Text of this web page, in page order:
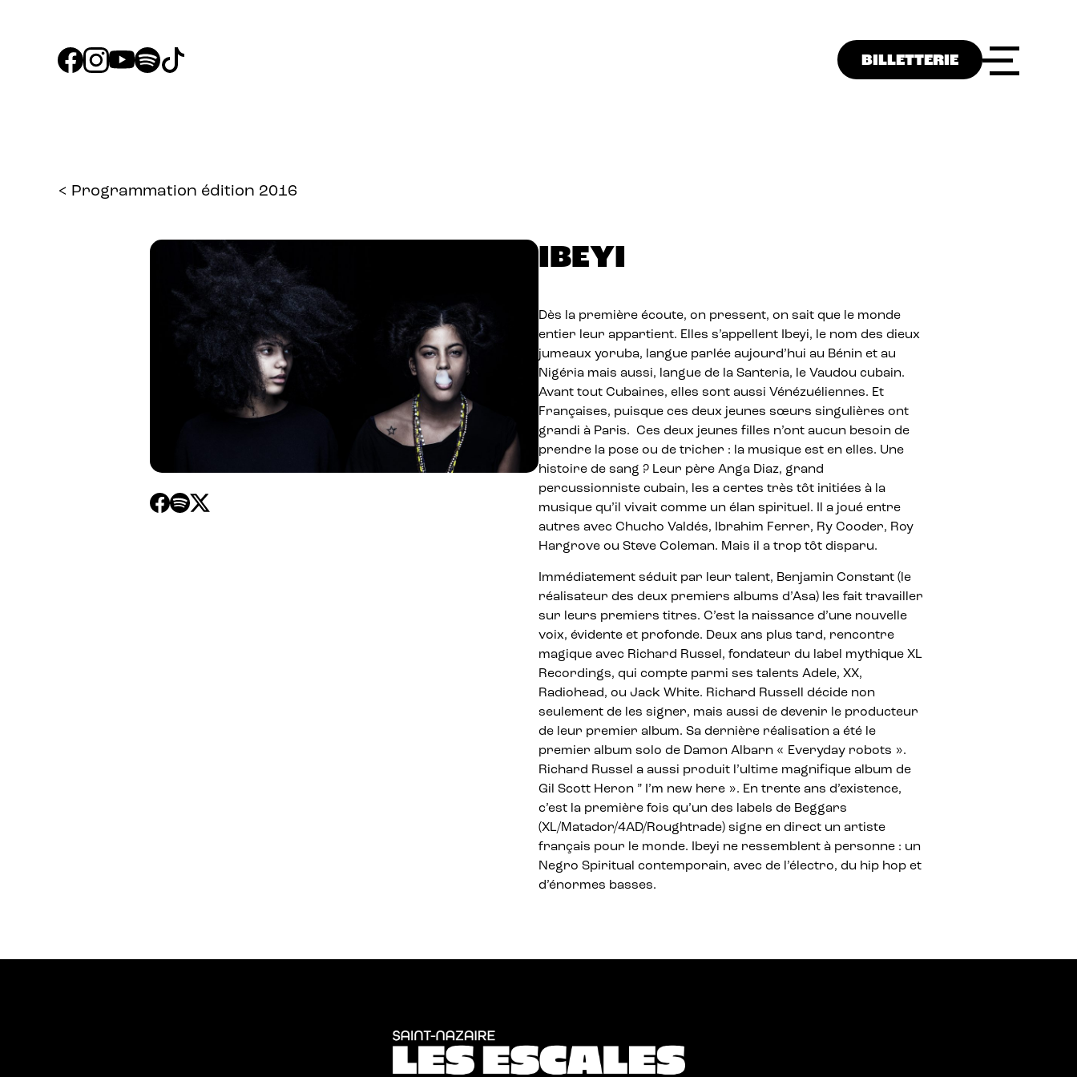
BILLETTERIE
< Programmation édition 2016
IBEYI
Dès la première écoute, on pressent, on sait que le monde
entier leur appartient. Elles s’appellent Ibeyi, le nom des dieux
jumeaux yoruba, langue parlée aujourd’hui au Bénin et au
Nigéria mais aussi, langue de la Santeria, le Vaudou cubain.
Avant tout Cubaines, elles sont aussi Vénézuéliennes. Et
Françaises, puisque ces deux jeunes sœurs singulières ont
grandi à Paris. Ces deux jeunes filles n’ont aucun besoin de
prendre la pose ou de tricher : la musique est en elles. Une
histoire de sang ? Leur père Anga Diaz, grand
percussionniste cubain, les a certes très tôt initiées à la
musique qu’il vivait comme un élan spirituel. Il a joué entre
autres avec Chucho Valdés, Ibrahim Ferrer, Ry Cooder, Roy
Hargrove ou Steve Coleman. Mais il a trop tôt disparu.
Immédiatement séduit par leur talent, Benjamin Constant (le
réalisateur des deux premiers albums d’Asa) les fait travailler
sur leurs premiers titres. C’est la naissance d’une nouvelle
voix, évidente et profonde. Deux ans plus tard, rencontre
magique avec Richard Russel, fondateur du label mythique XL
Recordings, qui compte parmi ses talents Adele, XX,
Radiohead, ou Jack White. Richard Russell décide non
seulement de les signer, mais aussi de devenir le producteur
de leur premier album. Sa dernière réalisation a été le
premier album solo de Damon Albarn « Everyday robots ».
Richard Russel a aussi produit l’ultime magnifique album de
Gil Scott Heron ” I’m new here ». En trente ans d’existence,
c’est la première fois qu’un des labels de Beggars
(XL/Matador/4AD/Roughtrade) signe en direct un artiste
français pour le monde. Ibeyi ne ressemblent à personne : un
Negro Spiritual contemporain, avec de l’électro, du hip hop et
d’énormes basses.